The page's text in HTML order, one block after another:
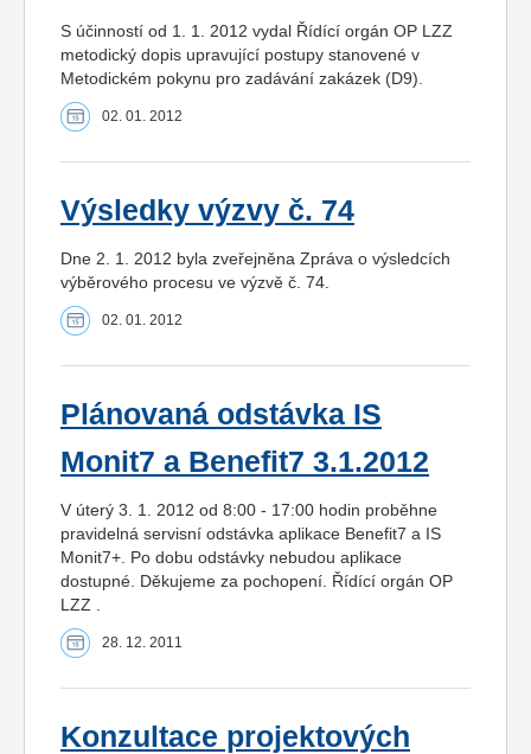
S účinností od 1. 1. 2012 vydal Řídící orgán OP LZZ
metodický dopis upravující postupy stanovené v
Metodickém pokynu pro zadávání zakázek (D9).
02. 01. 2012
Výsledky výzvy č. 74
Dne 2. 1. 2012 byla zveřejněna Zpráva o výsledcích
výběrového procesu ve výzvě č. 74.
02. 01. 2012
Plánovaná odstávka IS
Monit7 a Benefit7 3.1.2012
V úterý 3. 1. 2012 od 8:00 - 17:00 hodin proběhne
pravidelná servisní odstávka aplikace Benefit7 a IS
Monit7+. Po dobu odstávky nebudou aplikace
dostupné. Děkujeme za pochopení. Řídící orgán OP
LZZ .
28. 12. 2011
Konzultace projektových